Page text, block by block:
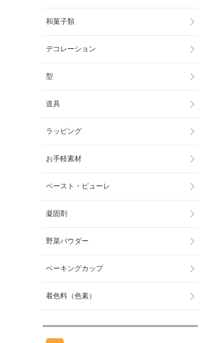
和菓子類
デコレーション
型
道具
ラッピング
お手軽素材
ペースト・ピューレ
凝固剤
野菜パウダー
ベーキングカップ
着色料（色素）